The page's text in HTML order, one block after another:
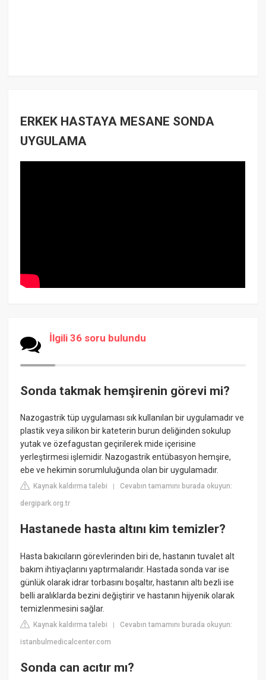
ERKEK HASTAYA MESANE SONDA
UYGULAMA
İlgili 36 soru bulundu
Sonda takmak hemşirenin görevi mi?
Nazogastrik tüp uygulaması sık kullanılan bir uygulamadır ve
plastik veya silikon bir kateterin burun deliğinden sokulup
yutak ve özefagustan geçirilerek mide içerisine
yerleştirmesi işlemidir. Nazogastrik entübasyon hemşire,
ebe ve hekimin sorumluluğunda olan bir uygulamadır.
Kaynak kaldırma talebi |Cevabın tamamını burada okuyun:
dergipark.org.tr
Hastanede hasta altını kim temizler?
Hasta bakıcıların görevlerinden biri de, hastanın tuvalet alt
bakım ihtiyaçlarını yaptırmalarıdır. Hastada sonda var ise
günlük olarak idrar torbasını boşaltır, hastanın altı bezli ise
belli aralıklarda bezini değiştirir ve hastanın hijyenik olarak
temizlenmesini sağlar.
Kaynak kaldırma talebi |Cevabın tamamını burada okuyun:
istanbulmedicalcenter.com
Sonda can acıtır mı?